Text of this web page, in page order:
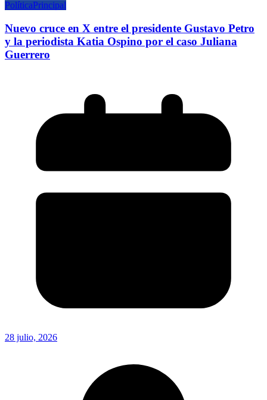
PolíticaPrincipal
Nuevo cruce en X entre el presidente Gustavo Petro
y la periodista Katia Ospino por el caso Juliana
Guerrero
28 julio, 2026